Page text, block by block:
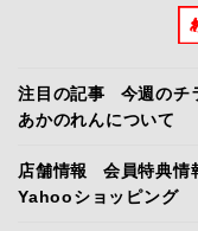
注目の記事 今週のチ
あかのれんについて
店舗情報 会員特典情
Yahooショッピング